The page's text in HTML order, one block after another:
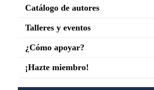
Catálogo de autores
Talleres y eventos
¿Cómo apoyar?
¡Hazte miembro!